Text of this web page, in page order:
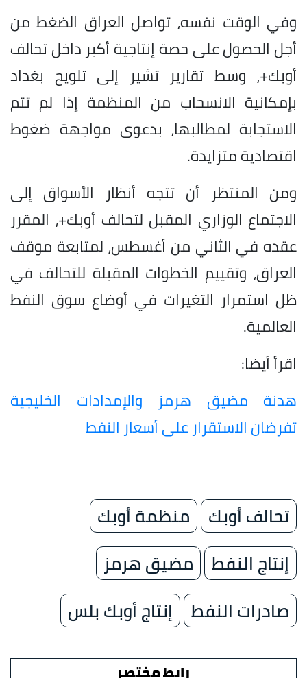
وفي الوقت نفسه، تواصل العراق الضغط من
أجل الحصول على حصة إنتاجية أكبر داخل تحالف
أوبك+، وسط تقارير تشير إلى تلويح بغداد
بإمكانية الانسحاب من المنظمة إذا لم تتم
الاستجابة لمطالبها، بدعوى مواجهة ضغوط
اقتصادية متزايدة.
ومن المنتظر أن تتجه أنظار الأسواق إلى
الاجتماع الوزاري المقبل لتحالف أوبك+، المقرر
عقده في الثاني من أغسطس، لمتابعة موقف
العراق، وتقييم الخطوات المقبلة للتحالف في
ظل استمرار التغيرات في أوضاع سوق النفط
العالمية.
اقرأ أيضا:
هدنة مضيق هرمز والإمدادات الخليجية
تفرضان الاستقرار على أسعار النفط
تحالف أوبك
منظمة أوبك
إنتاج النفط مضيق هرمز
صادرات النفط إنتاج أوبك بلس
رابط مختصر